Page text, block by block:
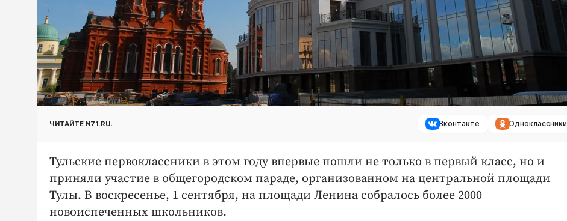
ЧИТАЙТЕ N71.RU: Вконтакте Одноклассники
Тульские первоклассники в этом году впервые пошли не только в первый класс, но и
приняли участие в общегородском параде, организованном на центральной площади
Тулы. В воскресенье, 1 сентября, на площади Ленина собралось более 2000
новоиспеченных школьников.